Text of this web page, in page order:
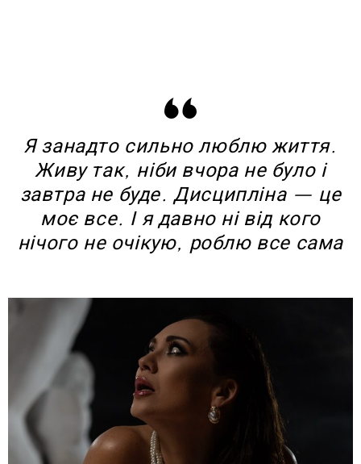
Я занадто сильно люблю життя.
Живу так, ніби вчора не було і
завтра не буде. Дисципліна — це
моє все. І я давно ні від кого
нічого не очікую, роблю все сама